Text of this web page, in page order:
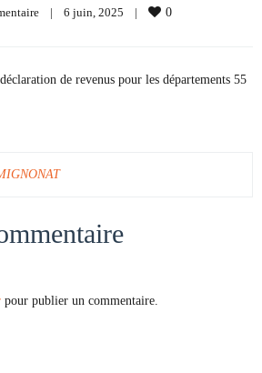
| 6 juin, 2025 | 0
de revenus pour les départements 55
pour publier un commentaire.